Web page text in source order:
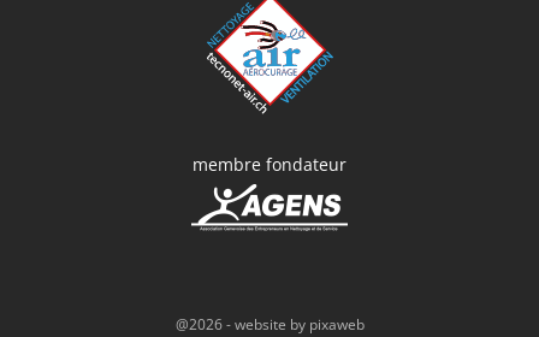
membre fondateur
@2026 - website by pixaweb